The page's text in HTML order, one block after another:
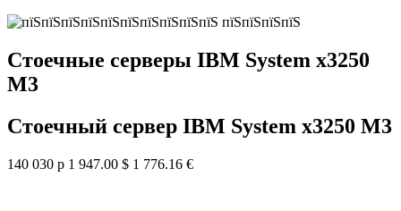
Стоечные серверы IBM System x3250
M3
Стоечный сервер IBM System x3250 M3
140 030 р 1 947.00 $ 1 776.16 €